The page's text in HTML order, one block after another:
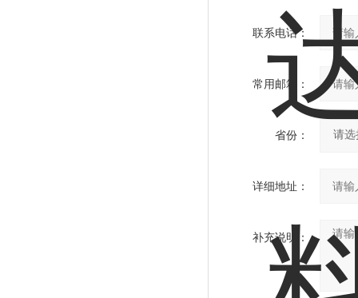
联系电话：
常用邮箱：
省份：
详细地址：
补充说明：